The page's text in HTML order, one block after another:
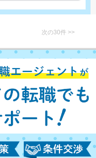
次の30件 >>